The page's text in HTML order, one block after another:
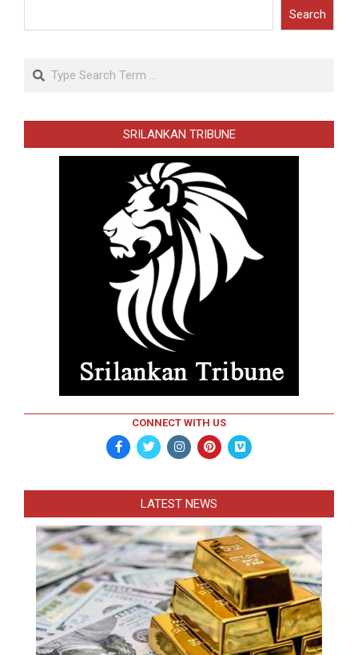
Search
Search
SRILANKAN TRIBUNE
CONNECT WITH US
LATEST NEWS